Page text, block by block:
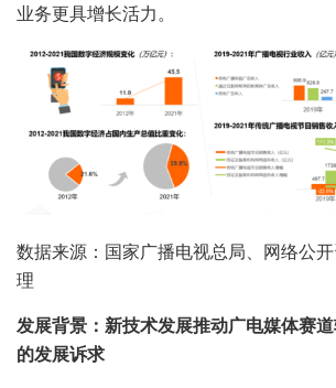
业务更具增长活力。
数据来源：国家广播电视总局、网络公
理
发展背景：新技术发展推动广电媒体赛
的发展诉求